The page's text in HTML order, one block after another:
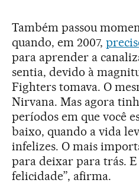
Também passou
quando, em 2007,
para aprender a
sentia, devido à
Fighters tomava. O
Nirvana. Mas agora
períodos em que você
baixo, quando a vida
infelizes. O mais
para deixar para trás.
felicidade”, afirma.